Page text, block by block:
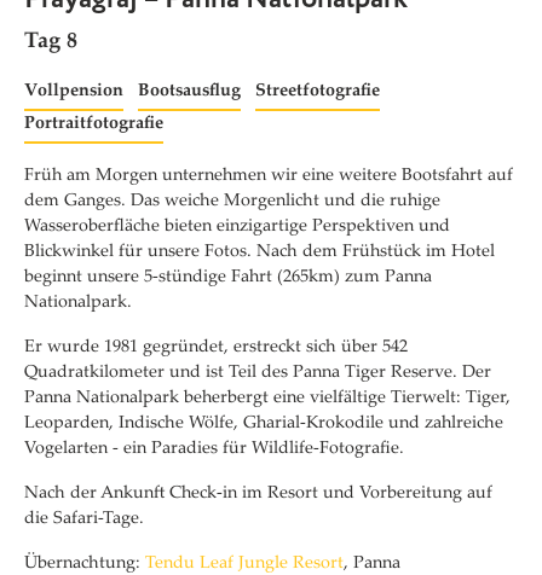
Tag 8
Vollpension Bootsausflug
Streetfotografie
Portraitfotografie
Früh am Morgen unternehmen wir eine weitere Bootsfahrt auf
dem Ganges. Das weiche Morgenlicht und die ruhige
Wasseroberfläche bieten einzigartige Perspektiven und
Blickwinkel für unsere Fotos. Nach dem Frühstück im Hotel
beginnt unsere 5-stündige Fahrt (265km) zum Panna
Nationalpark.
Er wurde 1981 gegründet, erstreckt sich über 542
Quadratkilometer und ist Teil des Panna Tiger Reserve. Der
Panna Nationalpark beherbergt eine vielfältige Tierwelt: Tiger,
Leoparden, Indische Wölfe, Gharial-Krokodile und zahlreiche
Vogelarten - ein Paradies für Wildlife-Fotografie.
Nach der Ankunft Check-in im Resort und Vorbereitung auf
die Safari-Tage.
Übernachtung: Tendu Leaf Jungle Resort, Panna